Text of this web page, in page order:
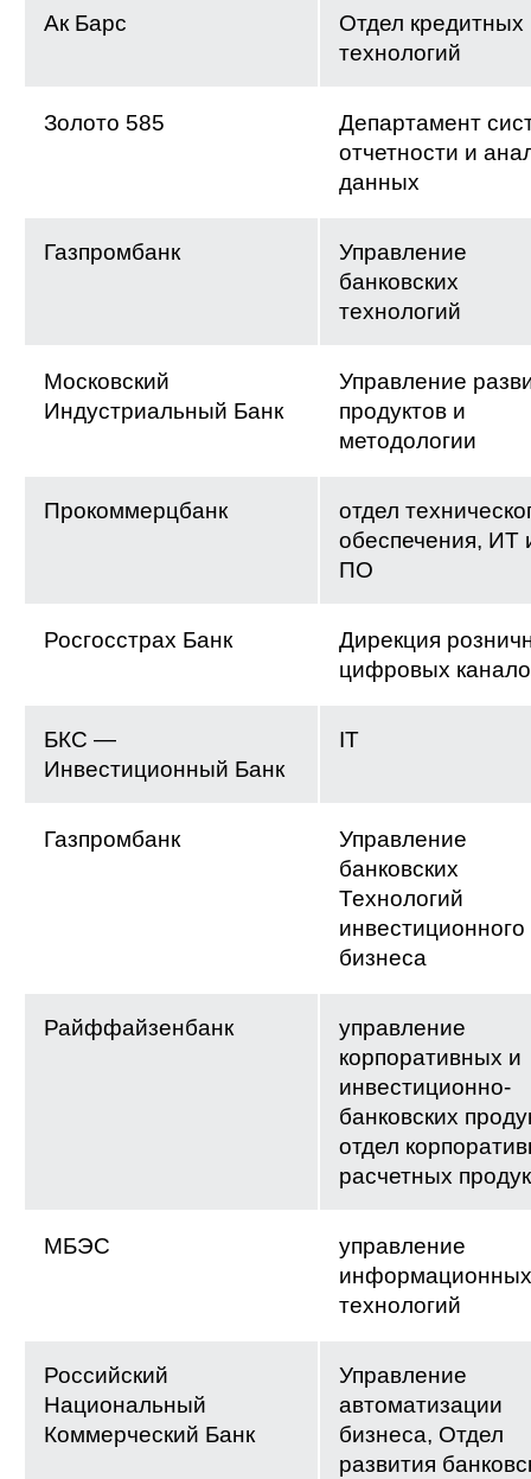
Ак Барс
Отдел кредитных
технологий
Золото 585
Департамент
отчетности и
данных
Газпромбанк
Управление
банковских
технологий
Московский
Индустриальный Банк
Управление
продуктов и
методологии
Прокоммерцбанк
отдел
обеспечения, ИТ
ПО
Росгосстрах Банк
Дирекция
цифровых
БКС —
Инвестиционный Банк
IT
Газпромбанк
Управление
банковских
Технологий
инвестиционного
бизнеса
Райффайзенбанк
управление
корпоративных и
инвестиционно-
банковских
отдел
расчетных
МБЭС
управление
информационных
технологий
Российский
Национальный
Коммерческий Банк
Управление
автоматизации
бизнеса, Отдел
развития